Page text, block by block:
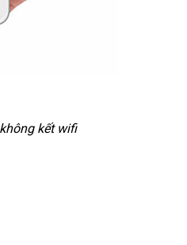
kết wifi